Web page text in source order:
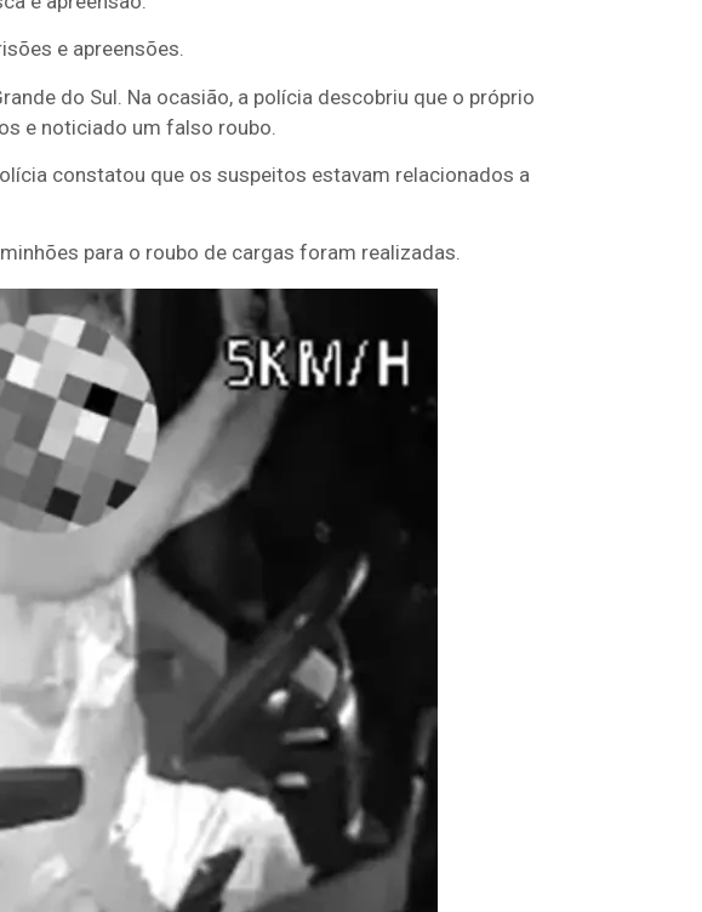
e apreensões.
do Sul. Na ocasião, a polícia descobriu que o próprio
e noticiado um falso roubo.
constatou que os suspeitos estavam relacionados a
para o roubo de cargas foram realizadas.